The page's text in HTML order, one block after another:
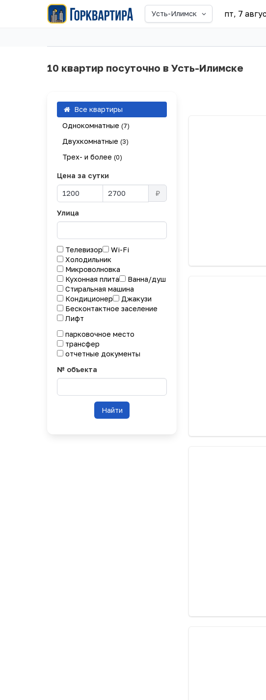
Усть-Илимск пт, 7
10 квартир посуточно в Усть-Илимске
Все квартиры
Однокомнатные (7)
Двухкомнатные (3)
Трех- и более (0)
Цена за сутки
₽
Улица
Телевизор
Wi-Fi
Холодильник
Микроволновка
Кухонная плита
Ванна/душ
Стиральная машина
Кондиционер
Джакузи
Бесконтактное заселение
Лифт
парковочное место
трансфер
отчетные документы
№ объекта